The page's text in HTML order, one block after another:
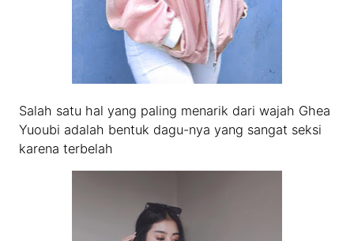
Salah satu hal yang paling menarik dari wajah Ghea
Yuoubi adalah bentuk dagu-nya yang sangat seksi
karena terbelah